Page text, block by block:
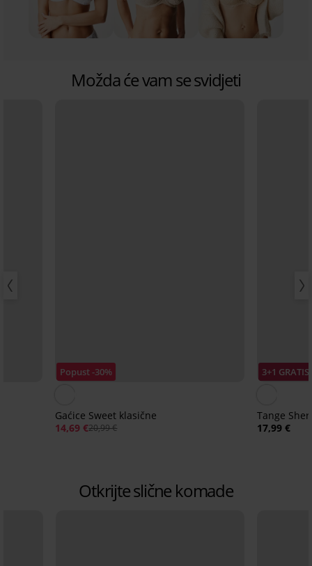
Možda će vam se svidjeti
Popust -30%
Gaćice Sweet klasične
14,69 €20,99 €
3+1 GRATIS
Tange
17,99 €
Otkrijte slične komade